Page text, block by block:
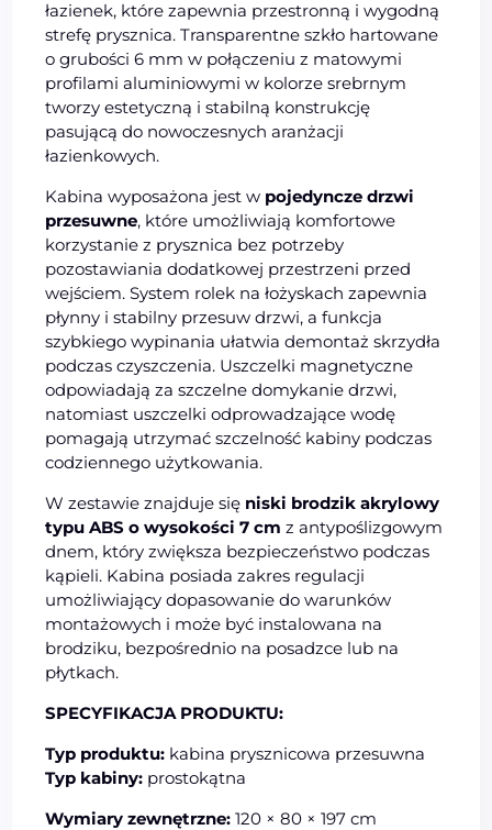
łazienek, które zapewnia przestronną i wygodną
strefę prysznica. Transparentne szkło hartowane
o grubości 6 mm w połączeniu z matowymi
profilami aluminiowymi w kolorze srebrnym
tworzy estetyczną i stabilną konstrukcję
pasującą do nowoczesnych aranżacji
łazienkowych.
Kabina wyposażona jest w pojedyncze drzwi
przesuwne, które umożliwiają komfortowe
korzystanie z prysznica bez potrzeby
pozostawiania dodatkowej przestrzeni przed
wejściem. System rolek na łożyskach zapewnia
płynny i stabilny przesuw drzwi, a funkcja
szybkiego wypinania ułatwia demontaż skrzydła
podczas czyszczenia. Uszczelki magnetyczne
odpowiadają za szczelne domykanie drzwi,
natomiast uszczelki odprowadzające wodę
pomagają utrzymać szczelność kabiny podczas
codziennego użytkowania.
W zestawie znajduje się niski brodzik akrylowy
typu ABS o wysokości 7 cm z antypoślizgowym
dnem, który zwiększa bezpieczeństwo podczas
kąpieli. Kabina posiada zakres regulacji
umożliwiający dopasowanie do warunków
montażowych i może być instalowana na
brodziku, bezpośrednio na posadzce lub na
płytkach.
SPECYFIKACJA PRODUKTU:
Typ produktu: kabina prysznicowa przesuwna
Typ kabiny: prostokątna
Wymiary zewnętrzne: 120 × 80 × 197 cm